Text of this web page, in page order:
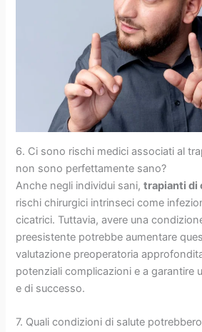
6. Ci sono rischi medici associati al
non sono perfettamente sano?
Anche negli individui sani,trapianti di
rischi chirurgici intrinseci come
cicatrici. Tuttavia, avere una
preesistente potrebbe aumentare
valutazione preoperatoria
potenziali complicazioni e a garantire
e di successo.
7. Quali condizioni di salute